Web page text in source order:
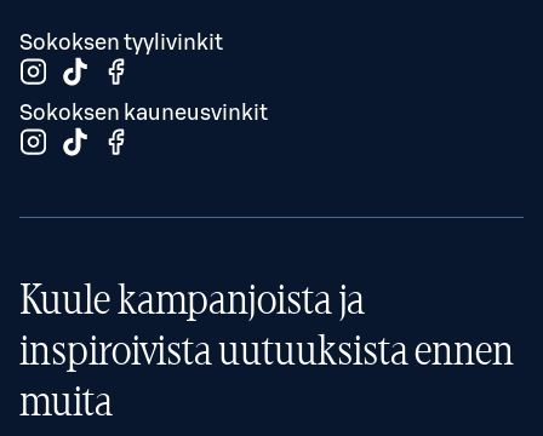
Sokoksen tyylivinkit
Sokoksen kauneusvinkit
Kuule kampanjoista ja
inspiroivista uutuuksista ennen
muita